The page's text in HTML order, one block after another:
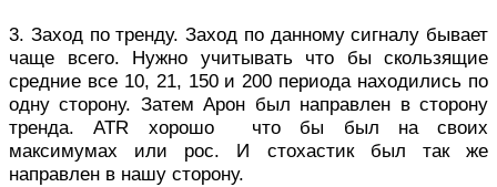
3. Заход по тренду. Заход по данному сигналу бывает
чаще всего. Нужно учитывать что бы скользящие
средние все 10, 21, 150 и 200 периода находились по
одну сторону. Затем Арон был направлен в сторону
тренда. ATR хорошо что бы был на своих
максимумах или рос. И стохастик был так же
направлен в нашу сторону.